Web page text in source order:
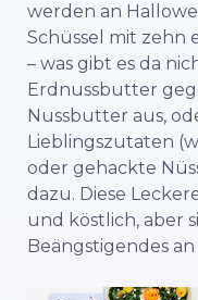
werden an
Schüssel mit zehn
– was gibt es da
Erdnussbutter
Nussbutter aus,
Lieblingszutaten
oder gehackte
dazu. Diese
und köstlich, aber
Beängstigendes an